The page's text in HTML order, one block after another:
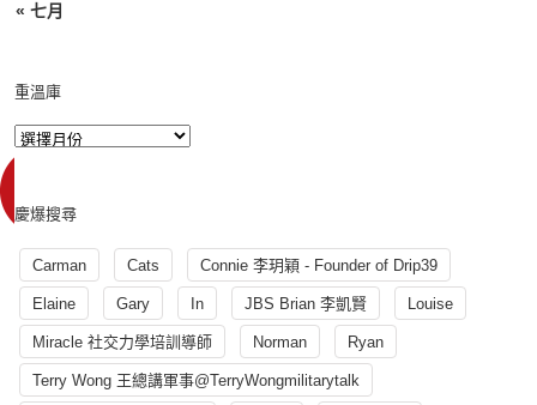
« 七月
重溫庫
慶爆搜尋
Carman Cats Connie 李玥穎 - Founder of Drip39
Elaine Gary In JBS Brian 李凱賢 Louise
Miracle 社交力學培訓導師 Norman Ryan
Terry Wong 王總講軍事@TerryWongmilitarytalk